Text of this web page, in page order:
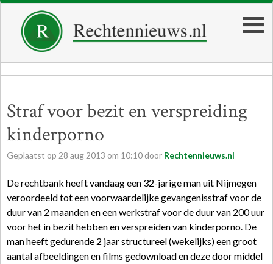
Straf voor bezit en verspreiding
kinderporno
Geplaatst op 28 aug 2013 om 10:10 door Rechtennieuws.nl
De rechtbank heeft vandaag een 32-jarige man uit Nijmegen
veroordeeld tot een voorwaardelijke gevangenisstraf voor de
duur van 2 maanden en een werkstraf voor de duur van 200 uur
voor het in bezit hebben en verspreiden van kinderporno. De
man heeft gedurende 2 jaar structureel (wekelijks) een groot
aantal afbeeldingen en films gedownload en deze door middel